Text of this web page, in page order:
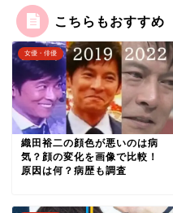
こちらもおすすめ
女優・俳優
織田裕二の顔色が悪いのは病
気？顔の変化を画像で比較！
原因は何？病歴も調査